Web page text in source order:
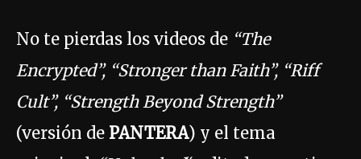
No te pierdas los videos de “The
Encrypted”, “Stronger than Faith”, “Riff
Cult”, “Strength Beyond Strength”
(versión de PANTERA) y el tema